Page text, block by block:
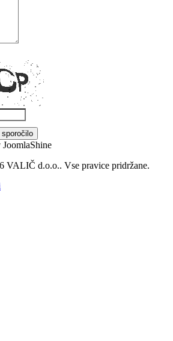
sporočilo
VALIČ d.o.o.. Vse pravice pridržane.